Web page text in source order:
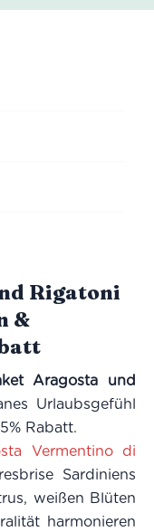
Rigatoni
&
Aragosta und
Urlaubsgefühl
Rabatt.
Vermentino di
Sardiniens
weißen Blüten
harmonieren